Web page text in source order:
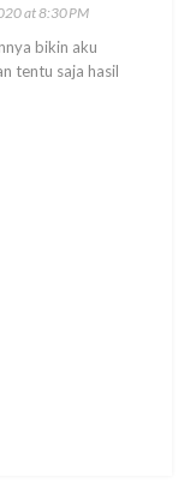
at 8:30 PM
bikin aku
tentu saja hasil